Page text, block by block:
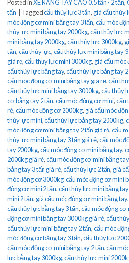
Posted inXE NÂNG TAY CAO 0.5 tấn - 2 tấn,
tấn
Taggedcẩu thủy lực 3 tấn, giá cẩu thủy
móc động cơ mini bằng tay 3 tấn,cẩu móc
thủy lực mini bằng tay 2000kg,cẩu thủy lực
mini bằng tay 2000kg,cẩu thủy lực 3000kg,
tấn,cẩu thủy lực,cẩu thủy lực mini bằng tay 3
giá rẻ,cẩu thủy lực mini 3000kg, giá cẩu móc
cẩu thủy lực bằng tay,cẩu thủy lực bằng tay 2
cẩu móc động cơ mini bằng tay giá rẻ,cẩu
cẩu thủy lực mini bằng tay 3000kg,cẩu thủy
cơ bằng tay 2 tấn,cẩu móc động cơ mini,cẩu
rẻ,cẩu móc động cơ 2000kg, giá cẩu móc
thủy lực mini,cẩu thủy lực bằng tay 2000kg,
móc động cơ mini bằng tay 2 tấn giá rẻ,cẩu
thủy lực mini bằng tay 3 tấn giá rẻ,cẩu mốc
tay 2000kg,cẩu móc động cơ mini bằng tay,
2000kg giá rẻ,cẩu móc động cơ mini bằng
bằng tay 3 tấn giá rẻ,cẩu thủy lực 2 tấn, giá
móc động cơ 3000kg,cẩu móc động cơ mini
động cơ mini 2 tấn,cẩu thủy lực mini bằng
mini 2 tấn, giá cẩu móc động cơ mini bằng tay,
cẩu thủy lực bằng tay 3 tấn,cẩu móc động cơ
động cơ mini bằng tay 3000kg giá rẻ,cẩu
cẩu thủy lực mini bằng tay 2 tấn,cẩu móc
móc động cơ bằng tay 3 tấn,cẩu thủy lực
cẩu móc động cơ mini bằng tay 2 tấn,cẩu
lực bằng tay 3000kg,cẩu thủy lực mini